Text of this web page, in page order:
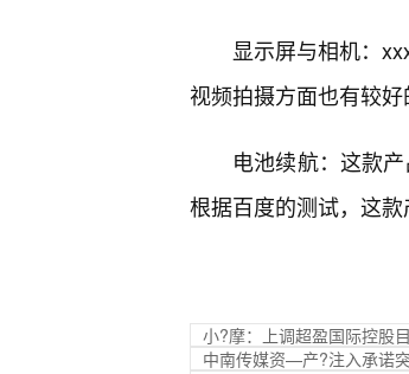
显示屏与相机：
视频拍摄方面也有较
电池续航：这款
根据百度的测试，这
小?摩：上调超盈国际控股
中南传媒资—产?注入承诺